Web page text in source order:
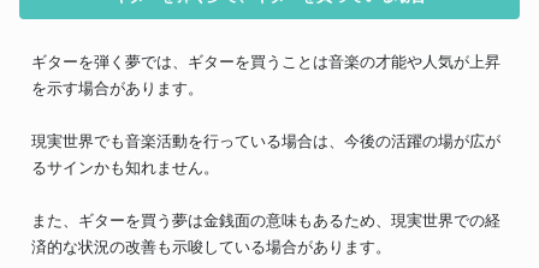
ギターを弾く夢では、ギターを買うことは音楽の才能や人気が上昇
を示す場合があります。
現実世界でも音楽活動を行っている場合は、今後の活躍の場が広が
るサインかも知れません。
また、ギターを買う夢は金銭面の意味もあるため、現実世界での経
済的な状況の改善も示唆している場合があります。